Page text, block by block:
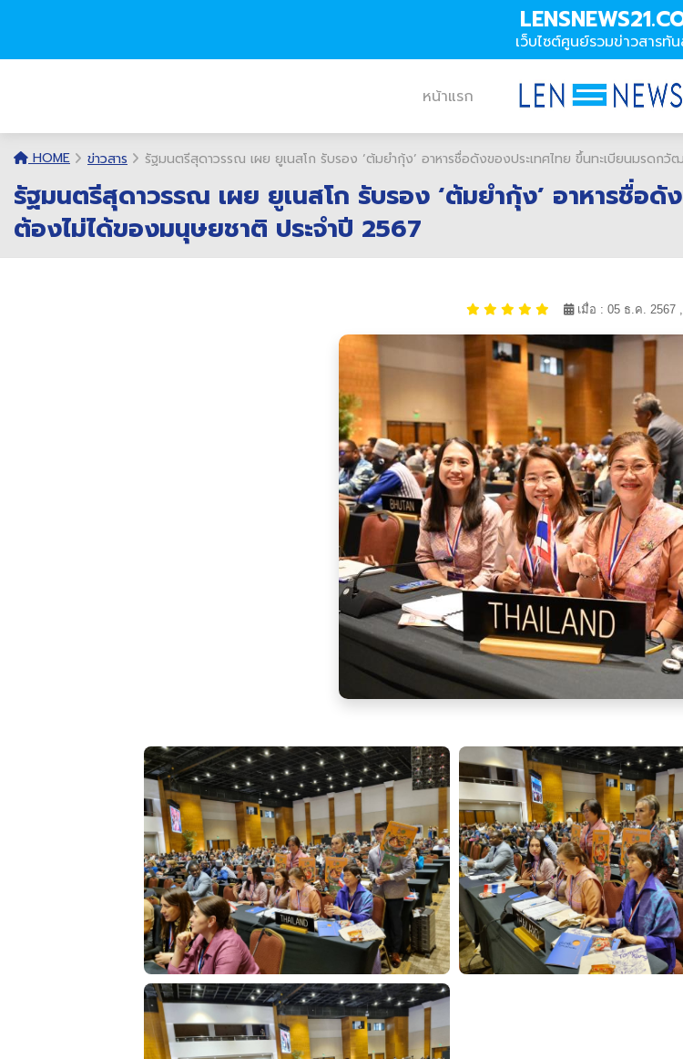
เว็บไซต์ศูนย์รวมข่าวสารทั
หน้าแรก
HOME ข่าวสาร รัฐมนตรีสุดาวรรณ เผย ยูเนสโก รับรอง ‘ต้มยำกุ้ง’ อาหารชื่อดังของประเทศไทย ขึ้นทะเบียนมรด
รัฐมนตรีสุดาวรรณ เผย ยูเนสโก รับรอง ‘ต้มยำกุ้ง’ อาหารชื่อ
ต้องไม่ได้ของมนุษยชาติ ประจำปี 2567
เมื่อ : 05 ธ.ค. 2567 ,